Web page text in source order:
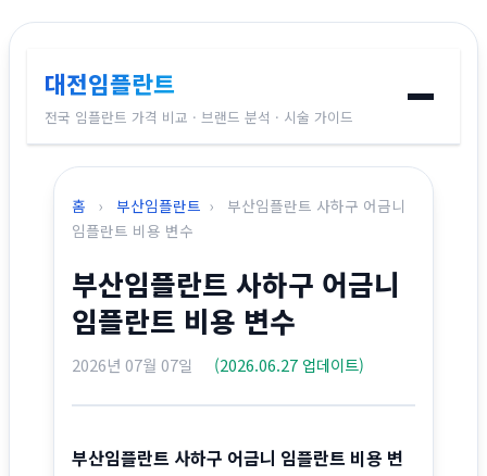
대전임플란트
전국 임플란트 가격 비교 · 브랜드 분석 · 시술 가이드
홈
임플란트 브랜드
가격 비교
전국 지역별 가격
교정치과
홈 › 부산임플란트 ›
부산임플란트 사하구 어금니
임플란트 비용 변수
부산임플란트 사하구 어금니
임플란트 비용 변수
2026년 07월 07일 (2026.06.27 업데이트)
부산임플란트 사하구 어금니 임플란트 비용 변